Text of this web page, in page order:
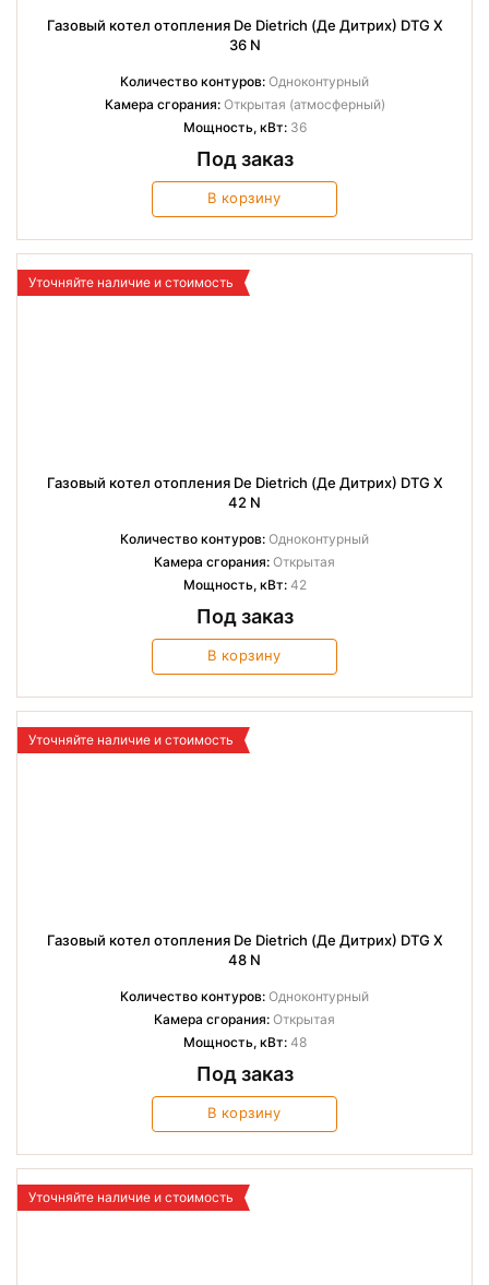
Газовый котел отопления De Dietrich (Де Дитрих) DTG X
36 N
Количество контуров: Одноконтурный
Камера сгорания:Открытая (атмосферный)
Мощность, кВт:36
Под заказ
В корзину
Уточняйте наличие и стоимость
Газовый котел отопления De Dietrich (Де Дитрих) DTG X
42 N
Количество контуров: Одноконтурный
Камера сгорания: Открытая
Мощность, кВт:42
Под заказ
В корзину
Уточняйте наличие и стоимость
Газовый котел отопления De Dietrich (Де Дитрих) DTG X
48 N
Количество контуров: Одноконтурный
Камера сгорания: Открытая
Мощность, кВт:48
Под заказ
В корзину
Уточняйте наличие и стоимость